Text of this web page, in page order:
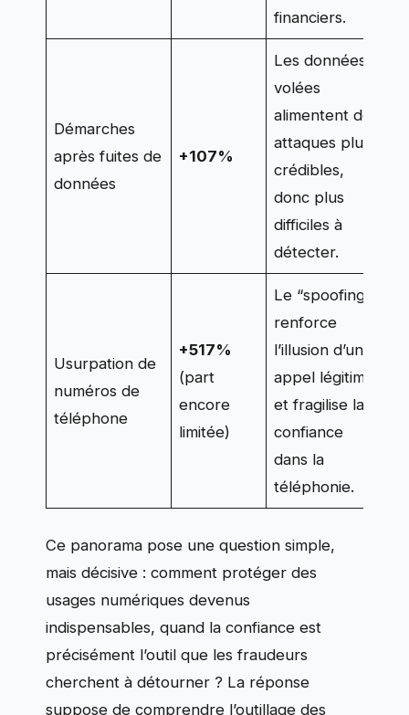
financiers.
Démarches
après fuites de
données
+107%
Les données
volées
alimentent des
attaques plus
crédibles,
donc plus
difficiles à
détecter.
Usurpation de
numéros de
téléphone
+517%
(part
encore
limitée)
Le “spoofing”
renforce
l’illusion d’un
appel légitime,
et fragilise la
confiance
dans la
téléphonie.
Ce panorama pose une question simple,
mais décisive : comment protéger des
usages numériques devenus
indispensables, quand la confiance est
précisément l’outil que les fraudeurs
cherchent à détourner ? La réponse
suppose de comprendre l’outillage des